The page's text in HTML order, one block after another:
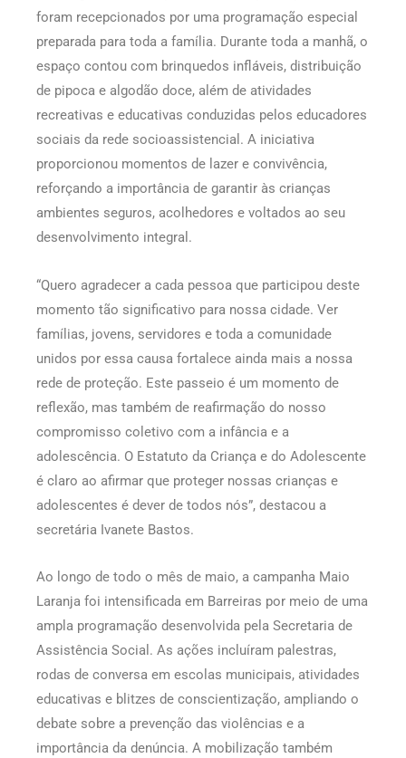
foram recepcionados por uma programação especial
preparada para toda a família. Durante toda a manhã, o
espaço contou com brinquedos infláveis, distribuição
de pipoca e algodão doce, além de atividades
recreativas e educativas conduzidas pelos educadores
sociais da rede socioassistencial. A iniciativa
proporcionou momentos de lazer e convivência,
reforçando a importância de garantir às crianças
ambientes seguros, acolhedores e voltados ao seu
desenvolvimento integral.
“Quero agradecer a cada pessoa que participou deste
momento tão significativo para nossa cidade. Ver
famílias, jovens, servidores e toda a comunidade
unidos por essa causa fortalece ainda mais a nossa
rede de proteção. Este passeio é um momento de
reflexão, mas também de reafirmação do nosso
compromisso coletivo com a infância e a
adolescência. O Estatuto da Criança e do Adolescente
é claro ao afirmar que proteger nossas crianças e
adolescentes é dever de todos nós”, destacou a
secretária Ivanete Bastos.
Ao longo de todo o mês de maio, a campanha Maio
Laranja foi intensificada em Barreiras por meio de uma
ampla programação desenvolvida pela Secretaria de
Assistência Social. As ações incluíram palestras,
rodas de conversa em escolas municipais, atividades
educativas e blitzes de conscientização, ampliando o
debate sobre a prevenção das violências e a
importância da denúncia. A mobilização também